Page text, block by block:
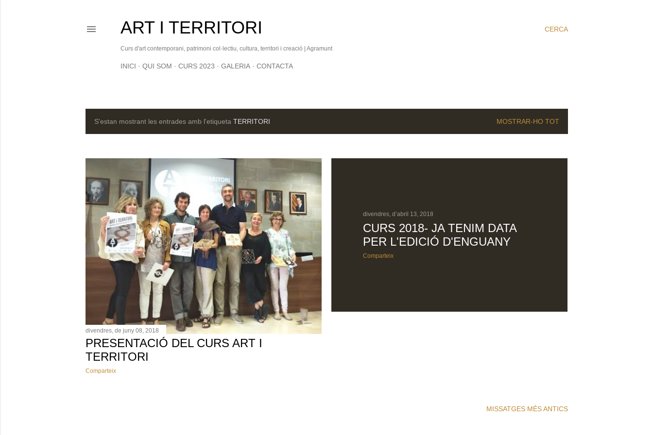
CERCA
ART I TERRITORI
Curs d'art contemporani, patrimoni col·lectiu, cultura, territori i creació | Agramunt
INICI QUI SOM CURS 2023 GALERIA CONTACTA
E
t
r
a
d
e
s
S'estan mostrant les entrades amb l'etiqueta TERRITORI MOSTRAR-HO TOT
divendres, de juny 08, 2018
PRESENTACIÓ DEL CURS ART I
TERRITORI
Comparteix
divendres, d’abril 13, 2018
CURS 2018- JA TENIM DATA
PER L'EDICIÓ D'ENGUANY
Comparteix
MISSATGES MÉS ANTICS